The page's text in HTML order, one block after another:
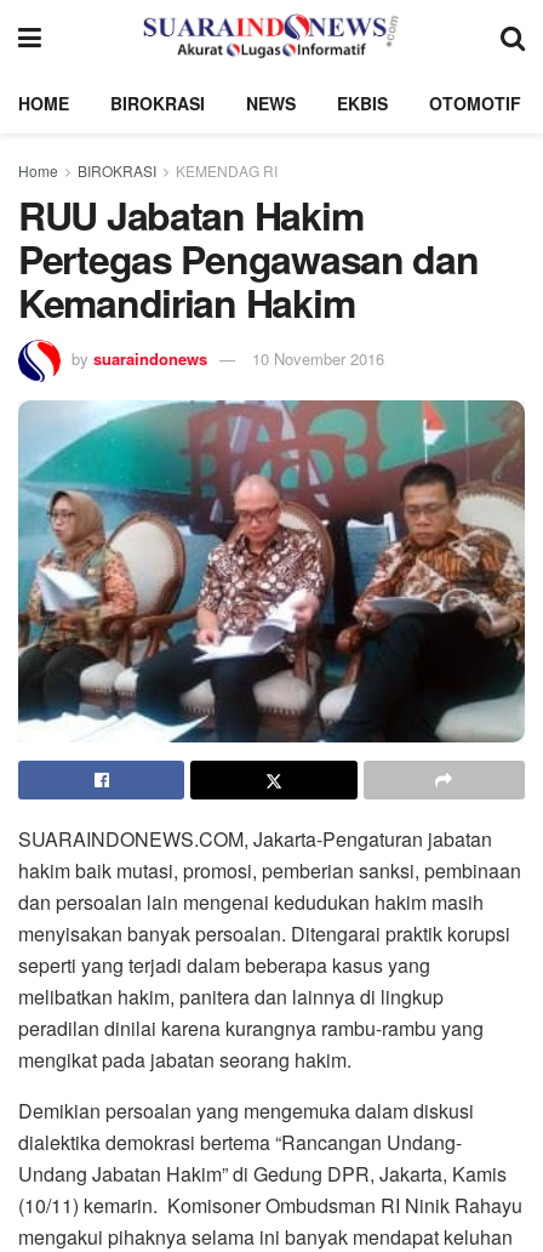
HOME BIROKRASI NEWS EKBIS OTOMOTIF
Home BIROKRASI KEMENDAG RI
RUU Jabatan Hakim
Pertegas Pengawasan dan
Kemandirian Hakim
by suaraindonews 10 November 2016
SUARAINDONEWS.COM, Jakarta-Pengaturan jabatan
hakim baik mutasi, promosi, pemberian sanksi, pembinaan
dan persoalan lain mengenai kedudukan hakim masih
menyisakan banyak persoalan. Ditengarai praktik korupsi
seperti yang terjadi dalam beberapa kasus yang
melibatkan hakim, panitera dan lainnya di lingkup
peradilan dinilai karena kurangnya rambu-rambu yang
mengikat pada jabatan seorang hakim.
Demikian persoalan yang mengemuka dalam diskusi
dialektika demokrasi bertema “Rancangan Undang-
Undang Jabatan Hakim” di Gedung DPR, Jakarta, Kamis
(10/11) kemarin. Komisoner Ombudsman RI Ninik Rahayu
mengakui pihaknya selama ini banyak mendapat keluhan